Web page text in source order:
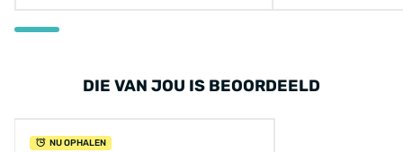
DIE VAN JOU IS BEOORDEELD
NU OPHALEN